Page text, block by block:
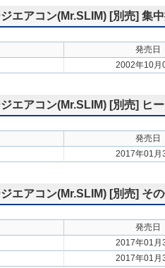
エアコン(Mr.SLIM) [別売] 集
発売日
2002年10月
エアコン(Mr.SLIM) [別売] ヒ
発売日
2017年01月
エアコン(Mr.SLIM) [別売] そ
発売日
2017年01月
2017年01月